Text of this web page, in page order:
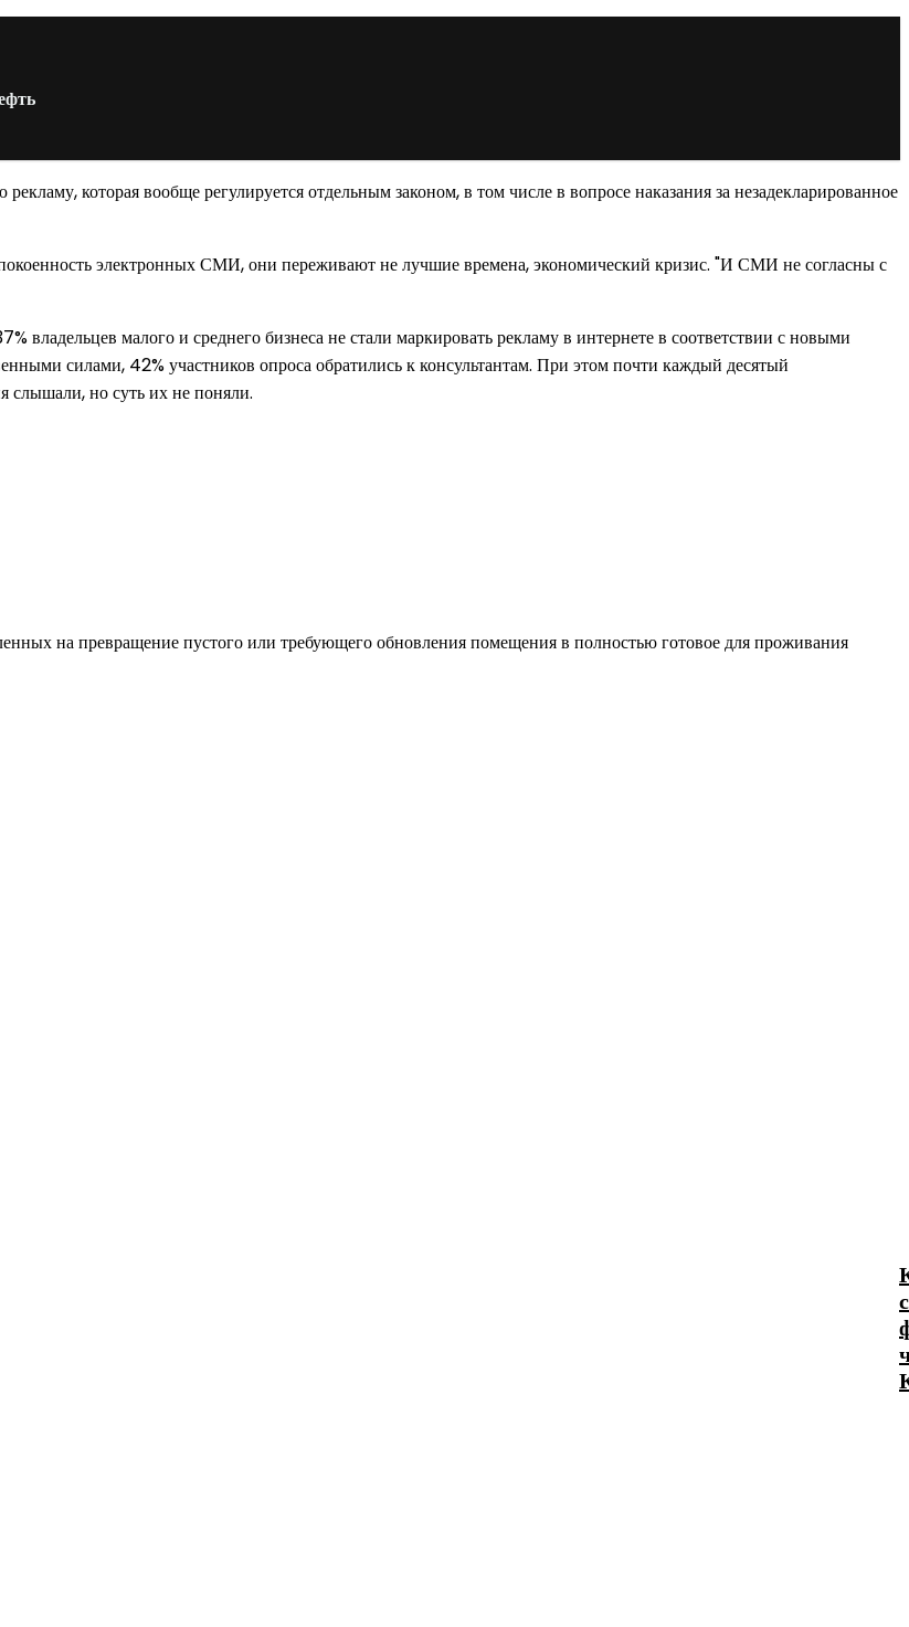
которая вообще регулируется отдельным законом, в том числе в вопросе наказания за незадекларированное
электронных СМИ, они переживают не лучшие времена, экономический кризис. "И СМИ не согласны с
малого и среднего бизнеса не стали маркировать рекламу в интернете в соответствии с новыми
силами, 42% участников опроса обратились к консультантам. При этом почти каждый десятый
слышали, но суть их не поняли.
на превращение пустого или требующего обновления помещения в полностью готовое для проживания